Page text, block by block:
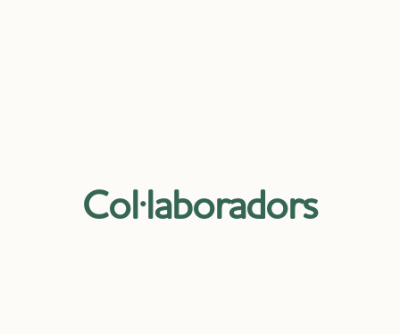
Col·laboradors